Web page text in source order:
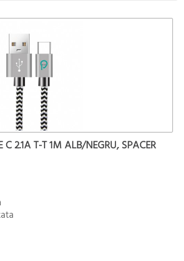
2.1A T-T 1M ALB/NEGRU, SPACER